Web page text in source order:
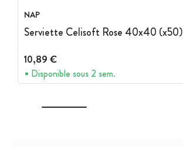
NAP
Serviette Celisoft Rose 40x40 (x50)
10,89 €
Disponible sous 2 sem.